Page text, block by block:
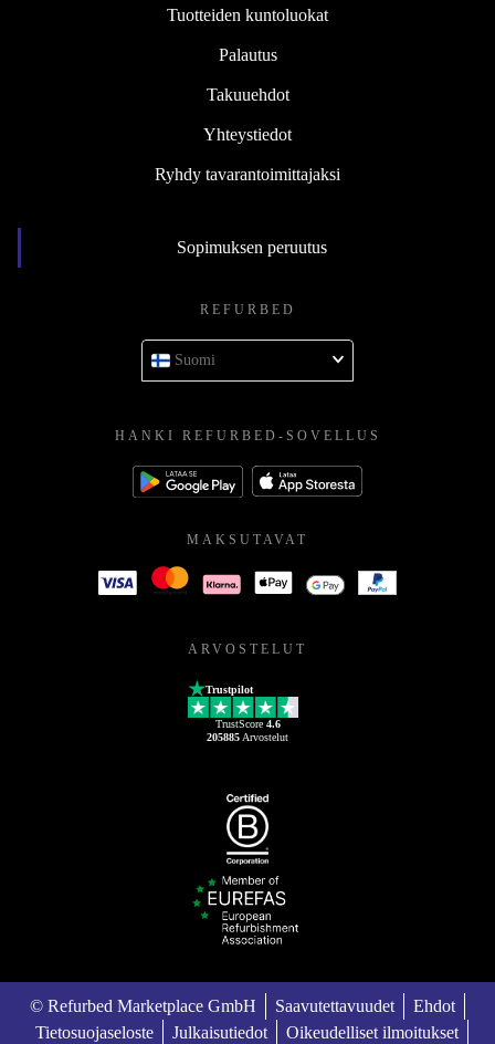
Tuotteiden kuntoluokat
Palautus
Takuuehdot
Yhteystiedot
Ryhdy tavarantoimittajaksi
Sopimuksen peruutus
REFURBED
Suomi
HANKI REFURBED-SOVELLUS
MAKSUTAVAT
ARVOSTELUT
Trustpilot
TrustScore 4.6
205885 Arvostelut
© Refurbed Marketplace GmbH Saavutettavuudet
Ehdot
Tietosuojaseloste
Julkaisutiedot Oikeudelliset ilmoitukset